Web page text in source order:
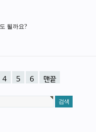
될까요?
4 5 6 맨끝